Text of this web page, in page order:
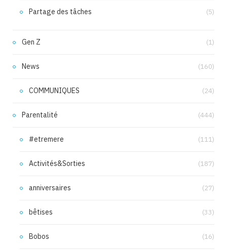
Partage des tâches (5)
Gen Z (1)
News (160)
COMMUNIQUES (24)
Parentalité (444)
#etremere (111)
Activités&Sorties (187)
anniversaires (27)
bêtises (33)
Bobos (16)